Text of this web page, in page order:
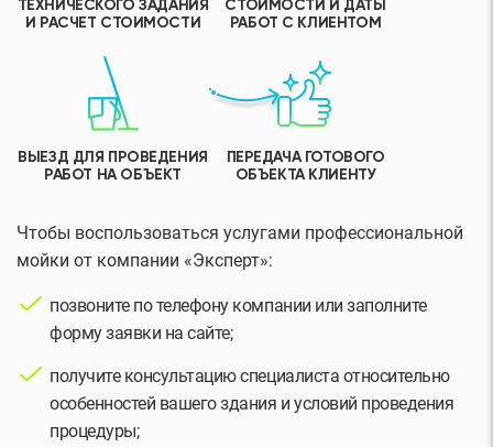
ТЕХНИЧЕСКОГО ЗАДАНИЯ
И РАСЧЕТ СТОИМОСТИ
СТОИМОСТИ И ДАТЫ
РАБОТ С КЛИЕНТОМ
ВЫЕЗД ДЛЯ ПРОВЕДЕНИЯ
РАБОТ НА ОБЪЕКТ
ПЕРЕДАЧА ГОТОВОГО
ОБЪЕКТА КЛИЕНТУ
Чтобы воспользоваться услугами профессиональной
мойки от компании «Эксперт»:
позвоните по телефону компании или заполните
форму заявки на сайте;
получите консультацию специалиста относительно
особенностей вашего здания и условий проведения
процедуры;